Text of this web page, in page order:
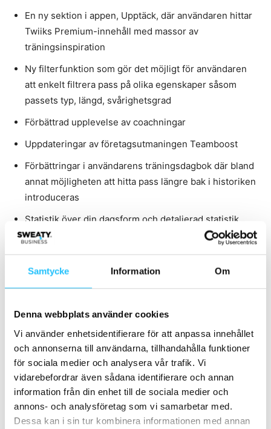
Samtycke Information Om
Denna webbplats använder cookies
Vi använder enhetsidentifierare för att anpassa innehållet
och annonserna till användarna, tillhandahålla funktioner
för sociala medier och analysera vår trafik. Vi
vidarebefordrar även sådana identifierare och annan
information från din enhet till de sociala medier och
annons- och analysföretag som vi samarbetar med.
Dessa kan i sin tur kombinera informationen med annan
En ny sektion i appen, Upptäck, där användaren hittar
Twiiks Premium-innehåll med massor av
träningsinspiration
Ny filterfunktion som gör det möjligt för användaren
att enkelt filtrera pass på olika egenskaper såsom
passets typ, längd, svårighetsgrad
Förbättrad upplevelse av coachningar
Uppdateringar av företagsutmaningen Teamboost
Förbättringar i användarens träningsdagbok där bland
annat möjligheten att hitta pass längre bak i historiken
introduceras
Statistik över din dagsform och detaljerad statistik
över tester användaren utfört
Stabilitets- och prestandaförbättringar
Läs mer om Twiik Premium och teckna abonnemanghär.
Alexander Cugler Anders Gran